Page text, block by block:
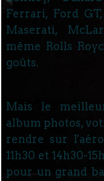
Ferrari, Ford
Maserati,
même Rolls
goûts.
Mais le
album photos,
rendre sur
11h30 et 14h30-
pour un grand